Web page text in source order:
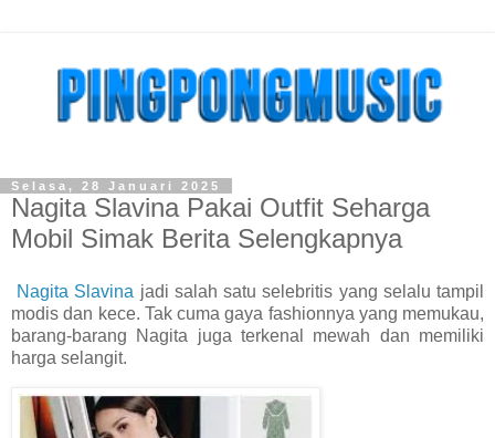
Selasa, 28 Januari 2025
Nagita Slavina Pakai Outfit Seharga
Mobil Simak Berita Selengkapnya
Nagita Slavina jadi salah satu selebritis yang selalu tampil
modis dan kece. Tak cuma gaya fashionnya yang memukau,
barang-barang Nagita juga terkenal mewah dan memiliki
harga selangit.